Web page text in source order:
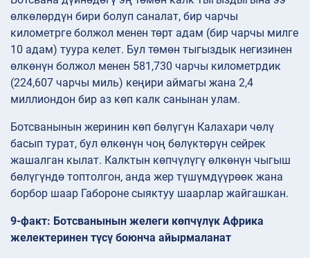
өлкөлөрдүн бири болуп саналат, бир чарчы
километрге болжол менен төрт адам (бир чарчы милге
10 адам) туура келет. Бул төмөн тыгыздык негизинен
өлкөнүн болжол менен 581,730 чарчы километрдик
(224,607 чарчы миль) кеңири аймагы жана 2,4
миллиондон бир аз көп калк санынан улам.
Ботсванынын жеринин көп бөлүгүн Калахари чөлү
басып турат, бул өлкөнүн чоң бөлүктөрүн сейрек
жашалган кылат. Калктын көпчүлүгү өлкөнүн чыгыш
бөлүгүндө топтолгон, анда жер түшүмдүүрөөк жана
борбор шаар Габороне сыяктуу шаарлар жайгашкан.
9-факт: Ботсванынын желеги көпчүлүк Африка
желектеринен түсү боюнча айырмаланат